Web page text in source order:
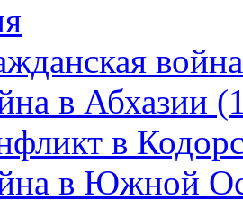
в Абхазии
в
в Южной